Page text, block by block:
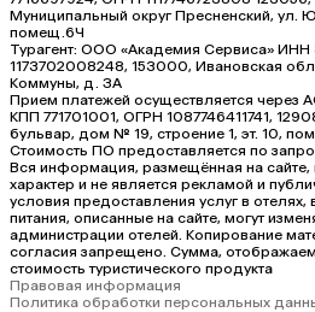
Муниципальный округ Пресненский, ул.
помещ.6Ч
Турагент: ООО «Академия Сервиса» ИНН
1173702008248, 153000, Ивановская
Коммуны, д. ЗА
Прием платежей осуществляется через
КПП 771701001, ОГРН 1087746411741,
бульвар, дом № 19, строение 1, эт. 10,
Стоимость ПО предоставляется по
Вся информация, размещённая на
характер и не является рекламой и
условия предоставления услуг в отелях,
питания, описанные на сайте, могут
администрации отелей. Копирование
согласия запрещено. Сумма,
стоимость туристического продукта
Правовая информация
Политика обработки персональных